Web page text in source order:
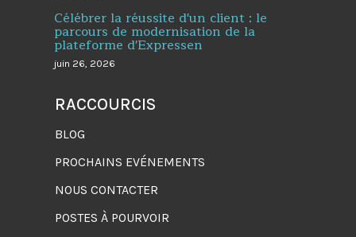
Célébrer la réussite d'un client : le
parcours de modernisation de la
plateforme d'Expressen
juin 26, 2026
RACCOURCIS
BLOG
PROCHAINS EVÉNEMENTS
NOUS CONTACTER
POSTES À POURVOIR